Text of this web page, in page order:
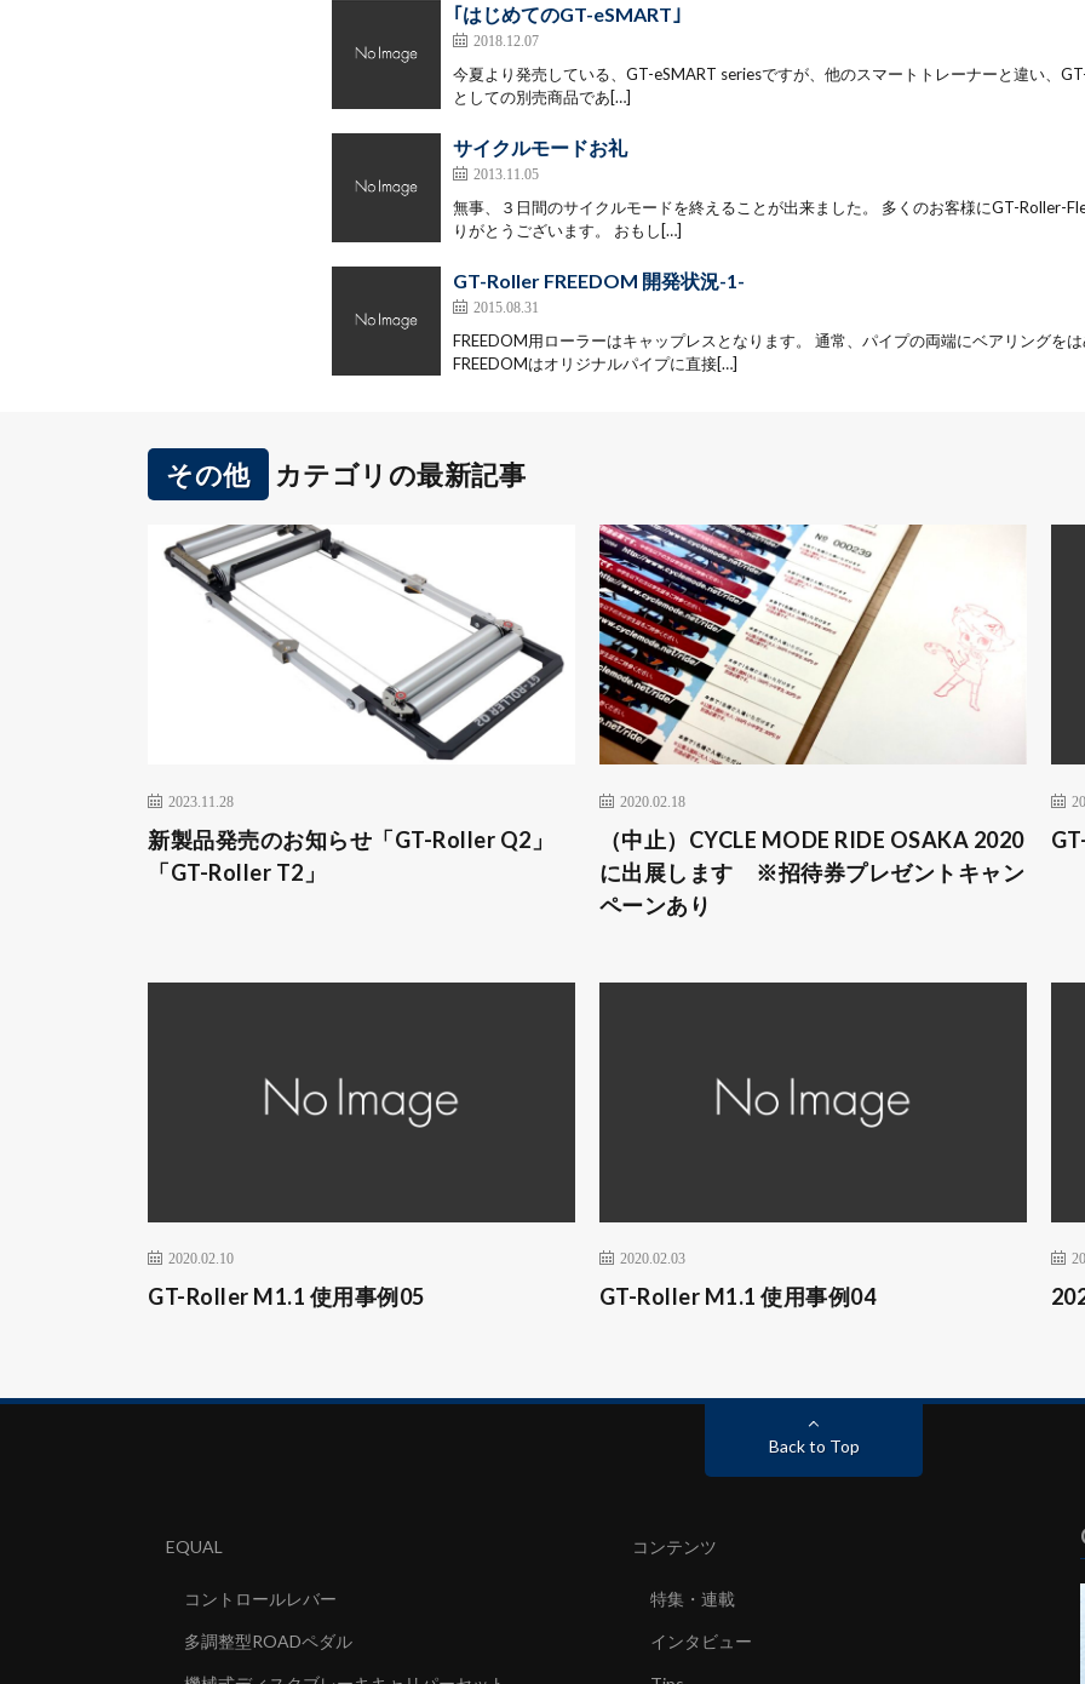
｢はじめてのGT-eSMART｣
2018.12.07
今夏より発売している、GT-eSMART seriesですが、他のスマートトレーナーと違い、
としての別売商品であ[…]
サイクルモードお礼
2013.11.05
無事、３日間のサイクルモードを終えることが出来ました。 多くのお客様にGT-Roller-
りがとうございます。 おもし[…]
GT-Roller FREEDOM 開発状況-1-
2015.08.31
FREEDOM用ローラーはキャップレスとなります。 通常、パイプの両端にベアリングを
FREEDOMはオリジナルパイプに直接[…]
その他 カテゴリの最新記事
2023.11.28
新製品発売のお知らせ「GT-Roller Q2」
「GT-Roller T2」
2020.02.18
（中止）CYCLE MODE RIDE OSAKA 2020
に出展します ※招待券プレゼントキャン
ペーンあり
2020.02.10
GT-Roller M1.1 使用事例05
2020.02.03
GT-Roller M1.1 使用事例04
Back to Top
EQUAL
コントロールレバー
多調整型ROADペダル
コンテンツ
特集・連載
インタビュー